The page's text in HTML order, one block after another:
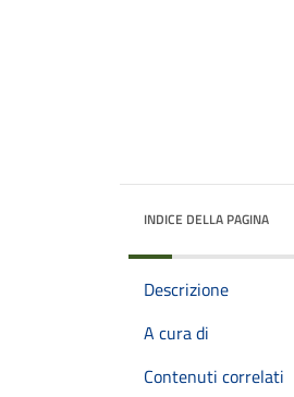
INDICE DELLA PAGINA
Descrizione
A cura di
Contenuti correlati